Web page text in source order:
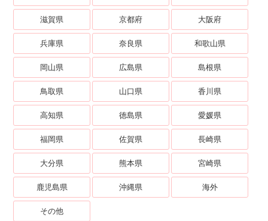
滋賀県 京都府 大阪府
兵庫県 奈良県 和歌山県
岡山県 広島県 島根県
鳥取県 山口県 香川県
高知県 徳島県 愛媛県
福岡県 佐賀県 長崎県
大分県 熊本県 宮崎県
鹿児島県 沖縄県 海外
その他